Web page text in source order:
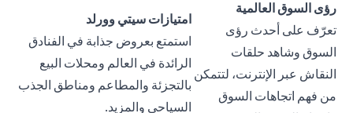
رؤى السوق العالمية
تعرّف على أحدث رؤى
السوق وشاهد حلقات
النقاش عبر الإنترنت، لتتمكن
من فهم اتجاهات السوق
امتيازات سيتي وورلد
استمتع بعروض جذابة في الفنادق
الرائدة في العالم ومحلات البيع
بالتجزئة والمطاعم ومناطق الجذب
السياحي والمزيد.